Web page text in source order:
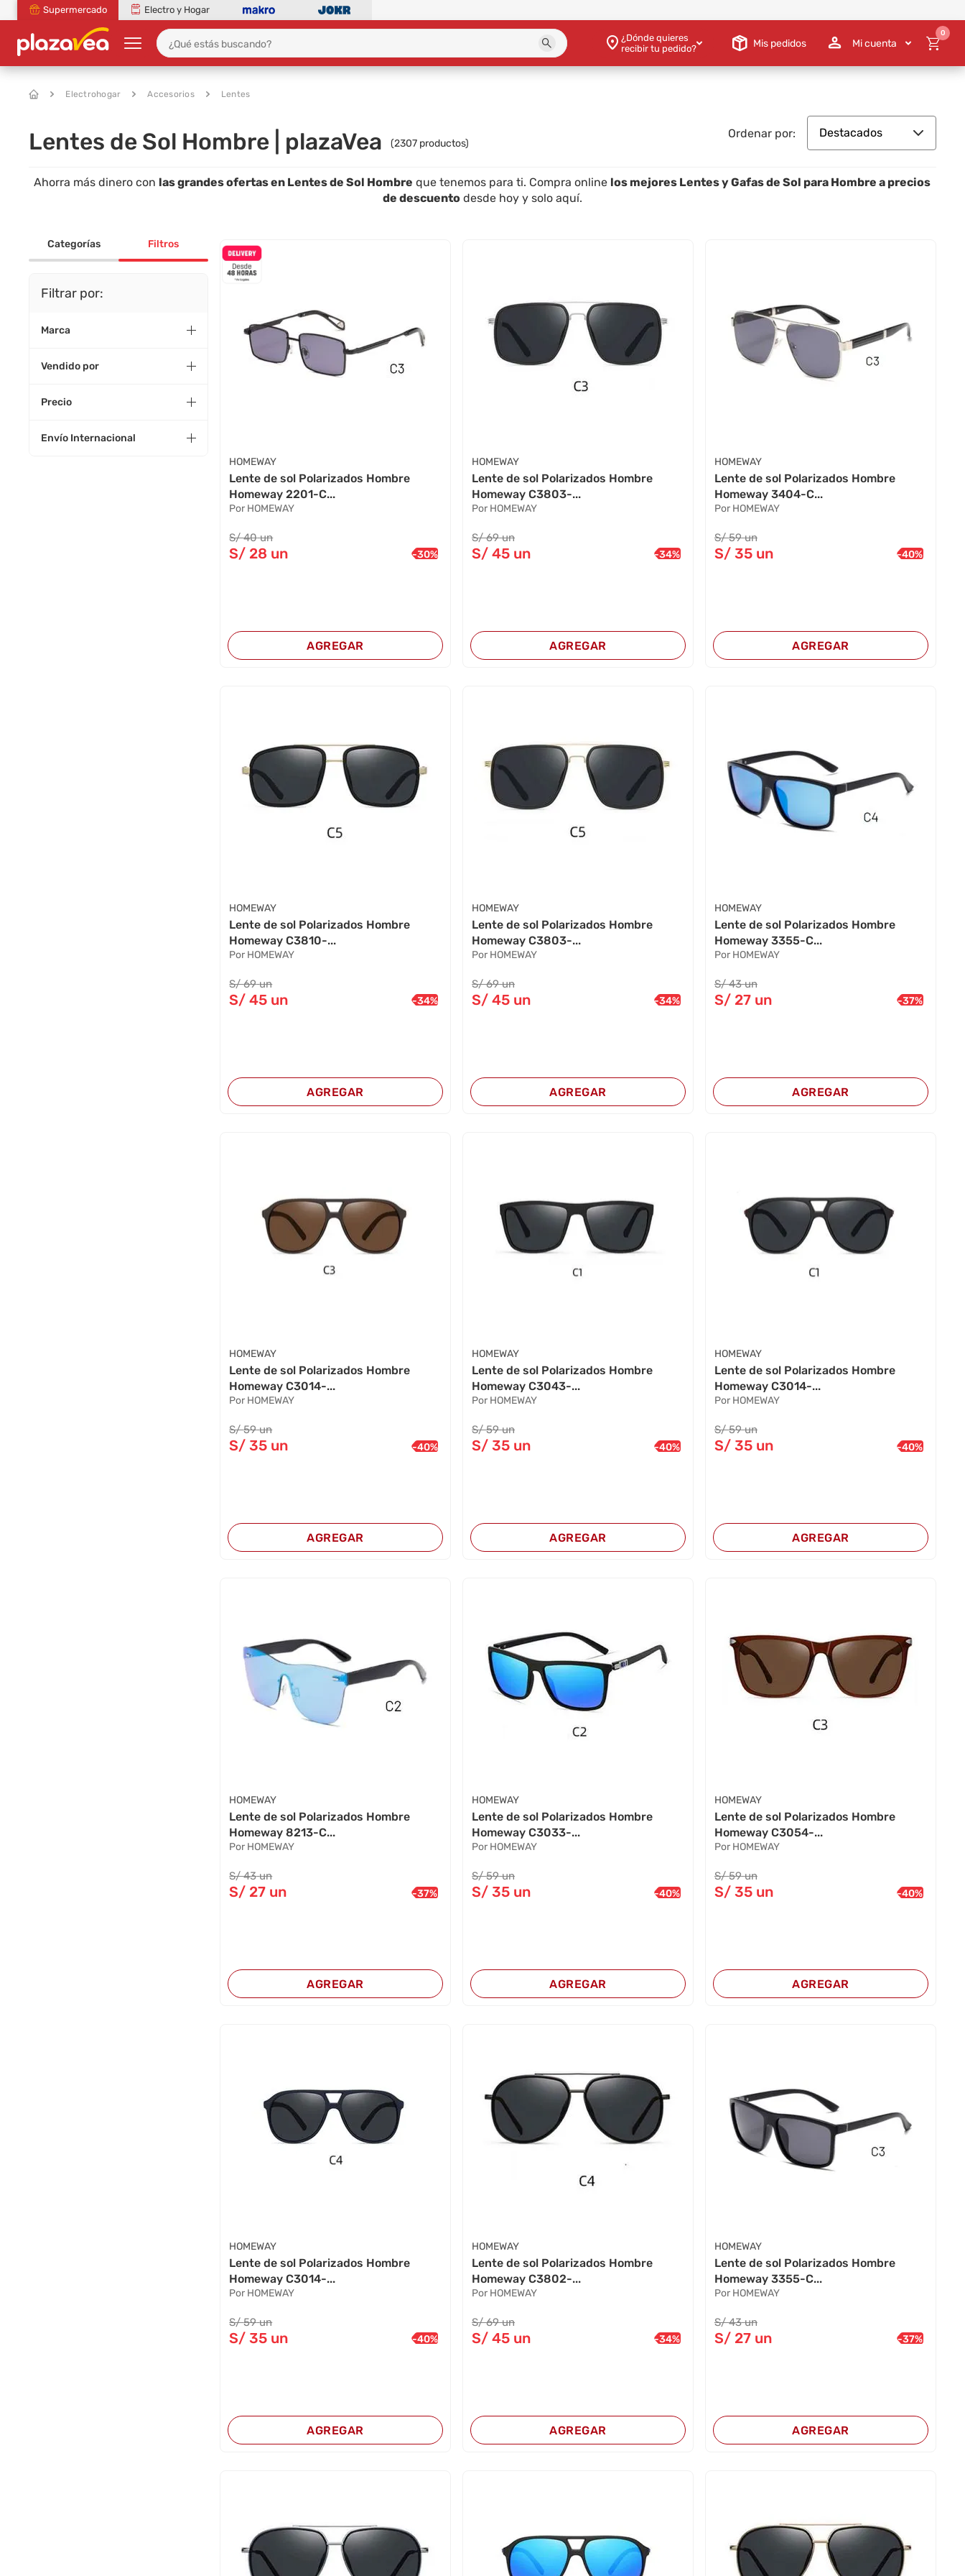
Supermercado Electro y Hogar
¿Dónde quieres
recibir tu pedido?
Mis pedidos Mi cuenta
0
Electrohogar Accesorios Lentes
Lentes de Sol Hombre | plazaVea (2307 productos)
Ordenar por: Destacados
Ahorra más dinero con las grandes ofertas en Lentes de Sol Hombre que tenemos para ti. Compra online los mejores Lentes y Gafas de Sol para Hombre a precios
de descuentodesde hoy y solo aquí.
Categorías Filtros
Filtrar por:
Marca
Vendido por
Precio
Envío Internacional
HOMEWAY
Lente de sol Polarizados Hombre
Homeway 2201-C...
Por HOMEWAY
S/40 un
S/ 28 un -30%
AGREGAR
HOMEWAY
Lente de sol Polarizados Hombre
Homeway C3803-...
Por HOMEWAY
S/69 un
S/45 un -34%
AGREGAR
HOMEWAY
Lente de sol Polarizados Hombre
Homeway 3404-C...
Por HOMEWAY
S/59 un
S/ 35 un -40%
AGREGAR
HOMEWAY
Lente de sol Polarizados Hombre
Homeway C3810-...
Por HOMEWAY
S/69 un
S/45 un -34%
AGREGAR
HOMEWAY
Lente de sol Polarizados Hombre
Homeway C3803-...
Por HOMEWAY
S/69 un
S/45 un -34%
AGREGAR
HOMEWAY
Lente de sol Polarizados Hombre
Homeway 3355-C...
Por HOMEWAY
S/43 un
S/ 27 un -37%
AGREGAR
HOMEWAY
Lente de sol Polarizados Hombre
Homeway C3014-...
Por HOMEWAY
S/59 un
S/35 un -40%
AGREGAR
HOMEWAY
Lente de sol Polarizados Hombre
Homeway C3043-...
Por HOMEWAY
S/59 un
S/35 un -40%
AGREGAR
HOMEWAY
Lente de sol Polarizados Hombre
Homeway C3014-...
Por HOMEWAY
S/59 un
S/ 35 un -40%
AGREGAR
HOMEWAY
Lente de sol Polarizados Hombre
Homeway 8213-C...
Por HOMEWAY
S/43 un
S/ 27 un -37%
AGREGAR
HOMEWAY
Lente de sol Polarizados Hombre
Homeway C3033-...
Por HOMEWAY
S/59 un
S/35 un -40%
AGREGAR
HOMEWAY
Lente de sol Polarizados Hombre
Homeway C3054-...
Por HOMEWAY
S/59 un
S/ 35 un -40%
AGREGAR
HOMEWAY
Lente de sol Polarizados Hombre
Homeway C3014-...
Por HOMEWAY
S/59 un
S/35 un -40%
AGREGAR
HOMEWAY
Lente de sol Polarizados Hombre
Homeway C3802-...
Por HOMEWAY
S/69 un
S/45 un -34%
AGREGAR
HOMEWAY
Lente de sol Polarizados Hombre
Homeway 3355-C...
Por HOMEWAY
S/43 un
S/ 27 un -37%
AGREGAR